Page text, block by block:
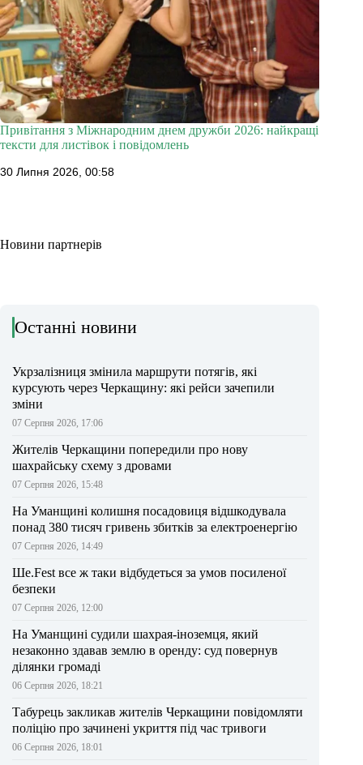
Привітання з Міжнародним днем дружби 2026: найкращі
тексти для листівок і повідомлень
30 Липня 2026, 00:58
Новини партнерів
Останні новини
Укрзалізниця змінила маршрути потягів, які
курсують через Черкащину: які рейси зачепили
зміни
07 Серпня 2026, 17:06
Жителів Черкащини попередили про нову
шахрайську схему з дровами
07 Серпня 2026, 15:48
На Уманщині колишня посадовиця відшкодувала
понад 380 тисяч гривень збитків за електроенергію
07 Серпня 2026, 14:49
Ше.Fest все ж таки відбудеться за умов посиленої
безпеки
07 Серпня 2026, 12:00
На Уманщині судили шахрая-іноземця, який
незаконно здавав землю в оренду: суд повернув
ділянки громаді
06 Серпня 2026, 18:21
Табурець закликав жителів Черкащини повідомляти
поліцію про зачинені укриття під час тривоги
06 Серпня 2026, 18:01